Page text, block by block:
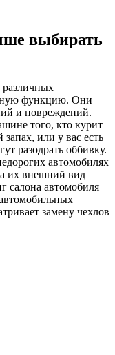
выбирать
функцию. Они
и повреждений.
того, кто курит
или у вас есть
разодрать оббивку.
автомобилях
их внешний вид
салона автомобиля
замену чехлов